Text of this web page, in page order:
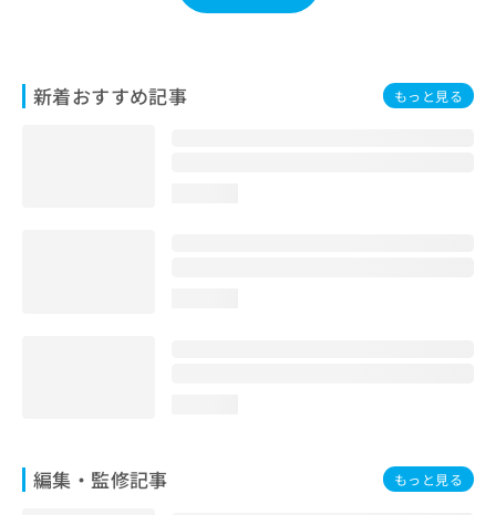
新着おすすめ記事 もっと見る
編集・監修記事 もっと見る
わ